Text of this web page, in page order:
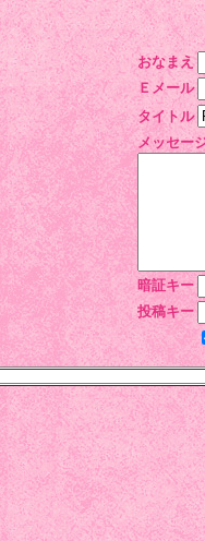
おなまえ
Ｅメール
タイトル
メッセー
暗証キー
投稿キー